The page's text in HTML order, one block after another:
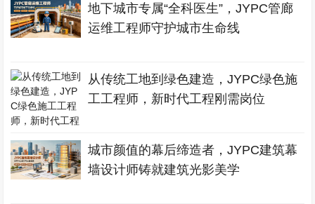
地下城市专属“全科医生”，JYPC管廊
运维工程师守护城市生命线
从传统工地到绿色建造，JYPC绿色施
工工程师，新时代工程刚需岗位
城市颜值的幕后缔造者，JYPC建筑幕
墙设计师铸就建筑光影美学